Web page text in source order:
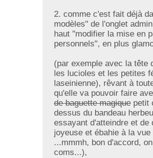
2. comme c'est fait déjà
modèles" de l'onglet
haut "modifier la mise en
personnels", en plus
(par exemple avec la tête
les lucioles et les petites
laseinienne), rêvant à
qu'elle va pouvoir faire
de baguette magiquepetit
dessus du bandeau
essayant d'atteindre et de
joyeuse et ébahie à la
...mmmh, bon d'accord,
coms...),